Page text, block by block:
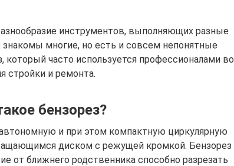
инструментов, выполняющих разные
многие, но есть и совсем непонятные
который часто используется профессионалами во
стройки и ремонта.
бензорез?
и при этом компактную циркулярную
диском с режущей кромкой. Бензорез
от ближнего родственника способно разрезать